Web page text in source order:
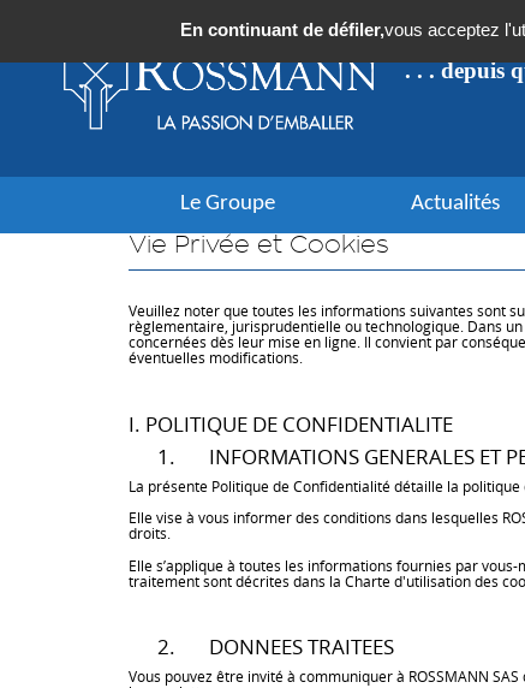
. . . depuis
Le Groupe Actualités
Vie Privée et Cookies
Veuillez noter que toutes les informations suivantes sont
règlementaire, jurisprudentielle ou technologique. Dans
concernées dès leur mise en ligne. Il convient par
éventuelles modifications.
I. POLITIQUE DE CONFIDENTIALITE
1. INFORMATIONS GENERALES ET
La présente Politique de Confidentialité détaille la
Elle vise à vous informer des conditions dans lesquelles
droits.
Elle s’applique à toutes les informations fournies par
traitement sont décrites dans la Charte d'utilisation des
2. DONNEES TRAITEES
Vous pouvez être invité à communiquer à ROSSMANN
En continuant de défiler,vous acceptez